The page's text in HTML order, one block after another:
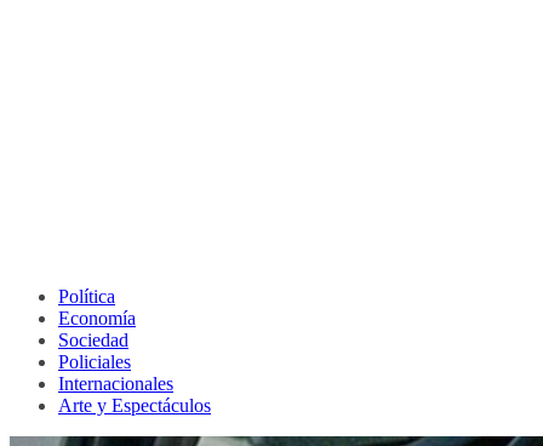
Política
Economía
Sociedad
Policiales
Internacionales
Arte y Espectáculos